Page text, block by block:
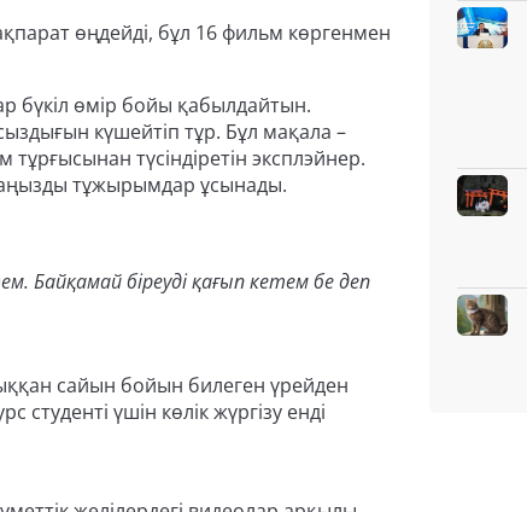
өңдейді, бұл 16 фильм көргенмен
бүкіл өмір бойы қабылдайтын.
күшейтіп тұр. Бұл мақала –
түсіндіретін эксплэйнер.
тұжырымдар ұсынады.
Байқамай біреуді қағып кетем бе деп
сайын бойын билеген үрейден
үшін көлік жүргізу енді